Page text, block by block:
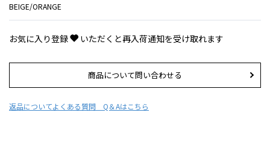
BEIGE/ORANGE
お気に入り登録 いただくと再入荷通知を受け取れます
商品について問い合わせる
返品についてよくある質問 Q＆Aはこちら